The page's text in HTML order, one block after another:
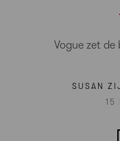
Vogue zet de
SUSAN
15